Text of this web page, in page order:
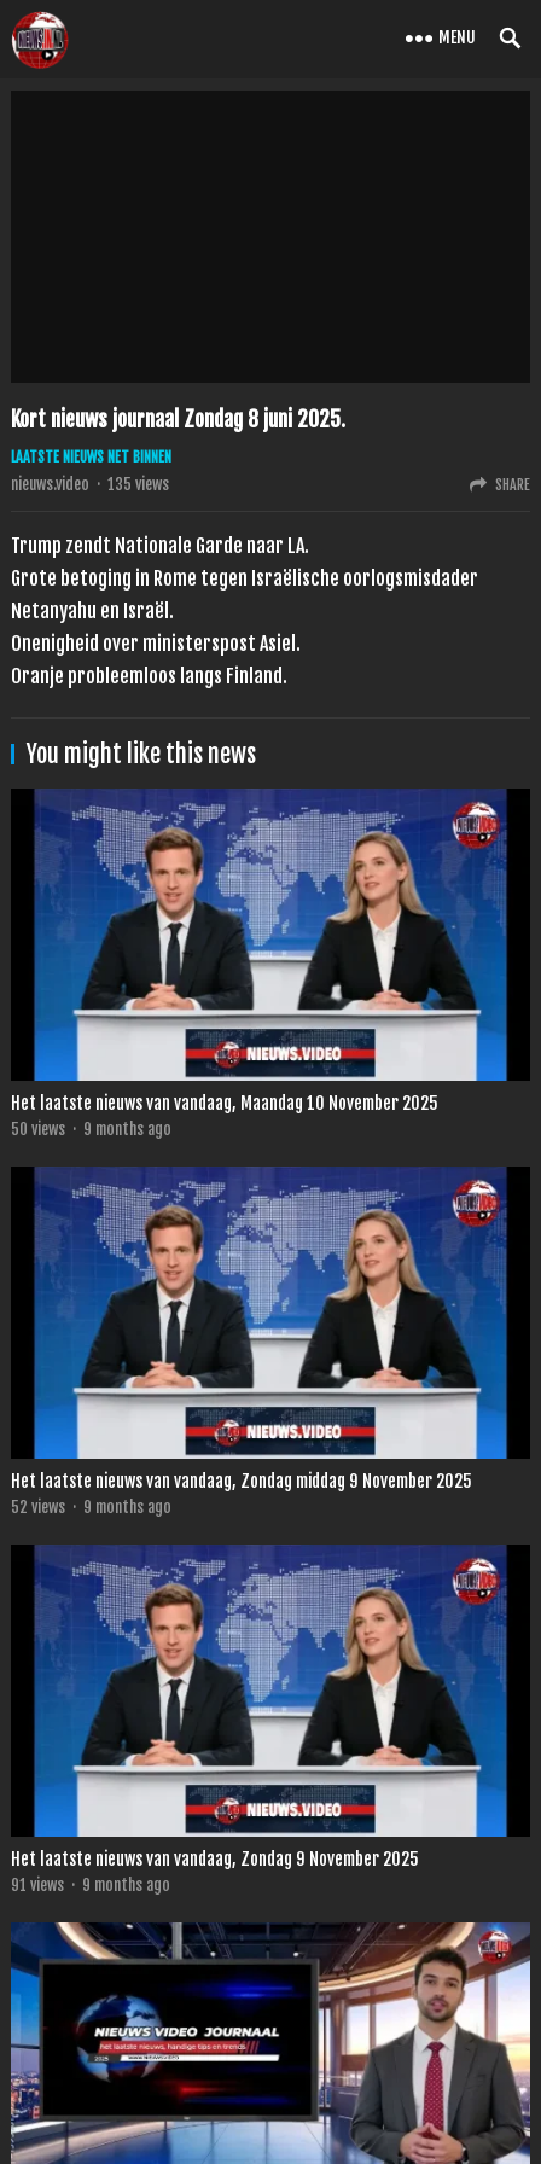
MENU
Kort nieuws journaal Zondag 8 juni 2025.
LAATSTE NIEUWS NET BINNEN
nieuws.video · 135 views SHARE
Trump zendt Nationale Garde naar LA.
Grote betoging in Rome tegen Israëlische oorlogsmisdader
Netanyahu en Israël.
Onenigheid over ministerspost Asiel.
Oranje probleemloos langs Finland.
You might like this news
Het laatste nieuws van vandaag, Maandag 10 November 2025
50 views · 9 months ago
Het laatste nieuws van vandaag, Zondag middag 9 November 2025
52 views · 9 months ago
Het laatste nieuws van vandaag, Zondag 9 November 2025
91 views · 9 months ago